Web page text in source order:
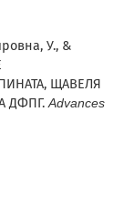
У., &
ЩАВЕЛЯ
ДФПГ.Advances